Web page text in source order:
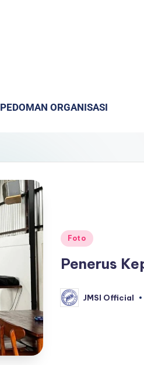
PEDOMAN ORGANISASI
Foto
Penerus
JMSI Official